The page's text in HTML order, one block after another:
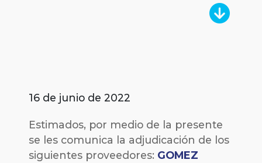
16 de junio de 2022
Estimados, por medio de la presente
se les comunica la adjudicación de los
siguientes proveedores: GOMEZ